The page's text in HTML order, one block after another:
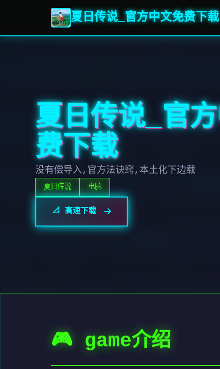
夏日传说_官方中文免费下载
夏日传说_官
费下载
没有偿导入,官方法诀窍,本土化下边载
夏日传说 电脑
📐 高速下载
🎮 game介绍